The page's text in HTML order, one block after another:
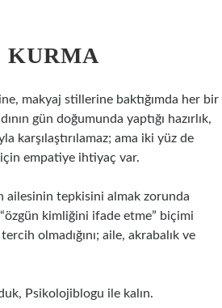
KURMA
makyaj stillerine baktığımda her bir
gün doğumunda yaptığı hazırlık,
karşılaştırılamaz; ama iki yüz de
empatiye ihtiyaç var.
ailesinin tepkisini almak zorunda
“özgün kimliğini ifade etme” biçimi
olmadığını; aile, akrabalık ve
Psikolojiblogu ile kalın.